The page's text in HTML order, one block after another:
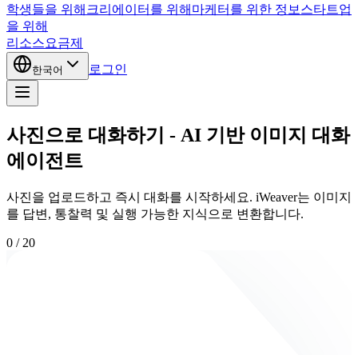
학생들을 위해 크리에이터를 위해 마케터를 위한 정보 스타트업
을 위해
리소스요금제
한국어 로그인
사진으로 대화하기 - AI 기반 이미지 대화
에이전트
사진을 업로드하고 즉시 대화를 시작하세요. iWeaver는 이미지
를 답변, 통찰력 및 실행 가능한 지식으로 변환합니다.
0 / 20